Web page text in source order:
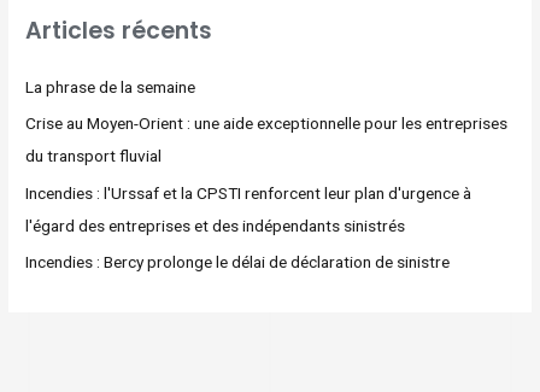
Articles récents
La phrase de la semaine
Crise au Moyen-Orient : une aide exceptionnelle pour les entreprises
du transport fluvial
Incendies : l'Urssaf et la CPSTI renforcent leur plan d'urgence à
l'égard des entreprises et des indépendants sinistrés
Incendies : Bercy prolonge le délai de déclaration de sinistre